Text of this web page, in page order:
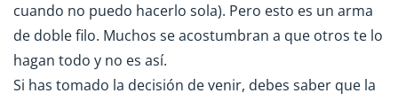
cuando no puedo hacerlo sola). Pero esto es un arma
de doble filo. Muchos se acostumbran a que otros te lo
hagan todo y no es así.
Si has tomado la decisión de venir, debes saber que la